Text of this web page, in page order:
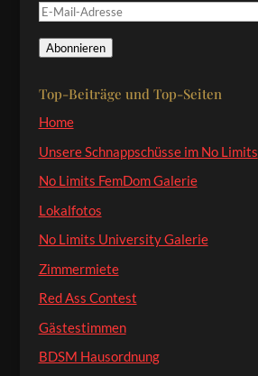
E-
Adresse
Abonnieren
Top-Beiträge und Top-Seiten
Home
Unsere Schnappschüsse im No Limits
No Limits FemDom Galerie
Lokalfotos
No Limits University Galerie
Zimmermiete
Red Ass Contest
Gästestimmen
BDSM Hausordnung